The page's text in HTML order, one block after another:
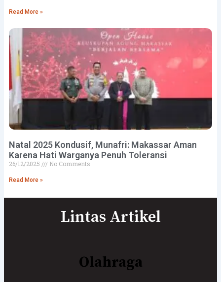
Read More »
Natal 2025 Kondusif, Munafri: Makassar Aman
Karena Hati Warganya Penuh Toleransi
26/12/2025 No Comments
Read More »
Lintas Artikel
Olahraga